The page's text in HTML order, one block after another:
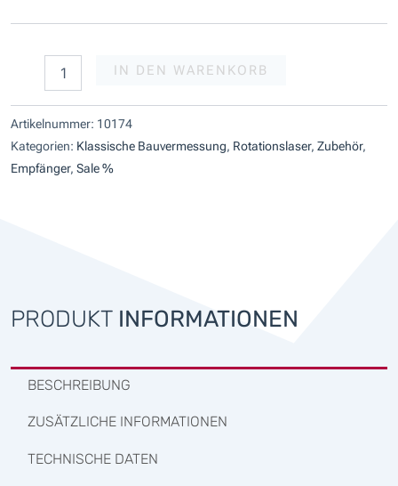
für
grünem
Strahl
Menge
IN DEN WARENKORB
Artikelnummer: 10174
Kategorien: Klassische Bauvermessung, Rotationslaser, Zubehör,
Empfänger, Sale %
PRODUKT INFORMATIONEN
BESCHREIBUNG
ZUSÄTZLICHE INFORMATIONEN
TECHNISCHE DATEN